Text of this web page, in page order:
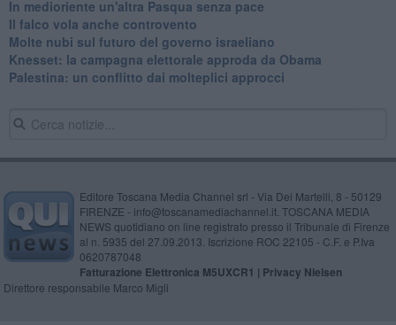
​In medioriente un'altra Pasqua senza pace
​Il falco vola anche controvento
Molte nubi sul futuro del governo israeliano
Knesset: la campagna elettorale approda da Obama
Palestina: un conflitto dai molteplici approcci
Editore Toscana Media Channel srl - Via Dei Martelli, 8 - 50129
FIRENZE - info@toscanamediachannel.it. TOSCANA MEDIA
NEWS quotidiano on line registrato presso il Tribunale di Firenze
al n. 5935 del 27.09.2013. Iscrizione ROC 22105 - C.F. e P.Iva
0620787048
Fatturazione Elettronica M5UXCR1 | Privacy Nielsen
Direttore responsabile Marco Migli